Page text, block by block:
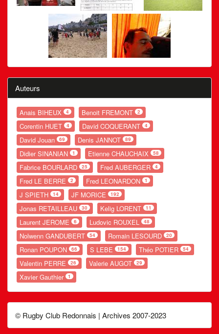
Auteurs
Anais BIHEUX 4 Benoit FREMONT 2
Corentin HUET 4 David COQUERANT 4
David Jouan 69 Denis JANNOT 89
Didier SINANIAN 1 Etienne CHAUCHAIX 58
Fabrice BOURLARD 25 Fred AUBERGER 4
Fred LE BERRE 2 Fred LEONARDON 1
J SPIETH 14 JF MORICE 192
Jonas RETAILLEAU 30 Kelig LORENT 11
Laurent JEROME 6 Ludovic ROUXEL 48
Nolwenn GANDUBERT 54 Romain LESOURD 20
Ronan POUPON 66 S LEBE 154 Théo POTIER 54
Valentin PERRE 26 Valerie AUGOT 29
Xavier Gauthier 1
© Rugby Club Redonnais | Archives 2007-2023